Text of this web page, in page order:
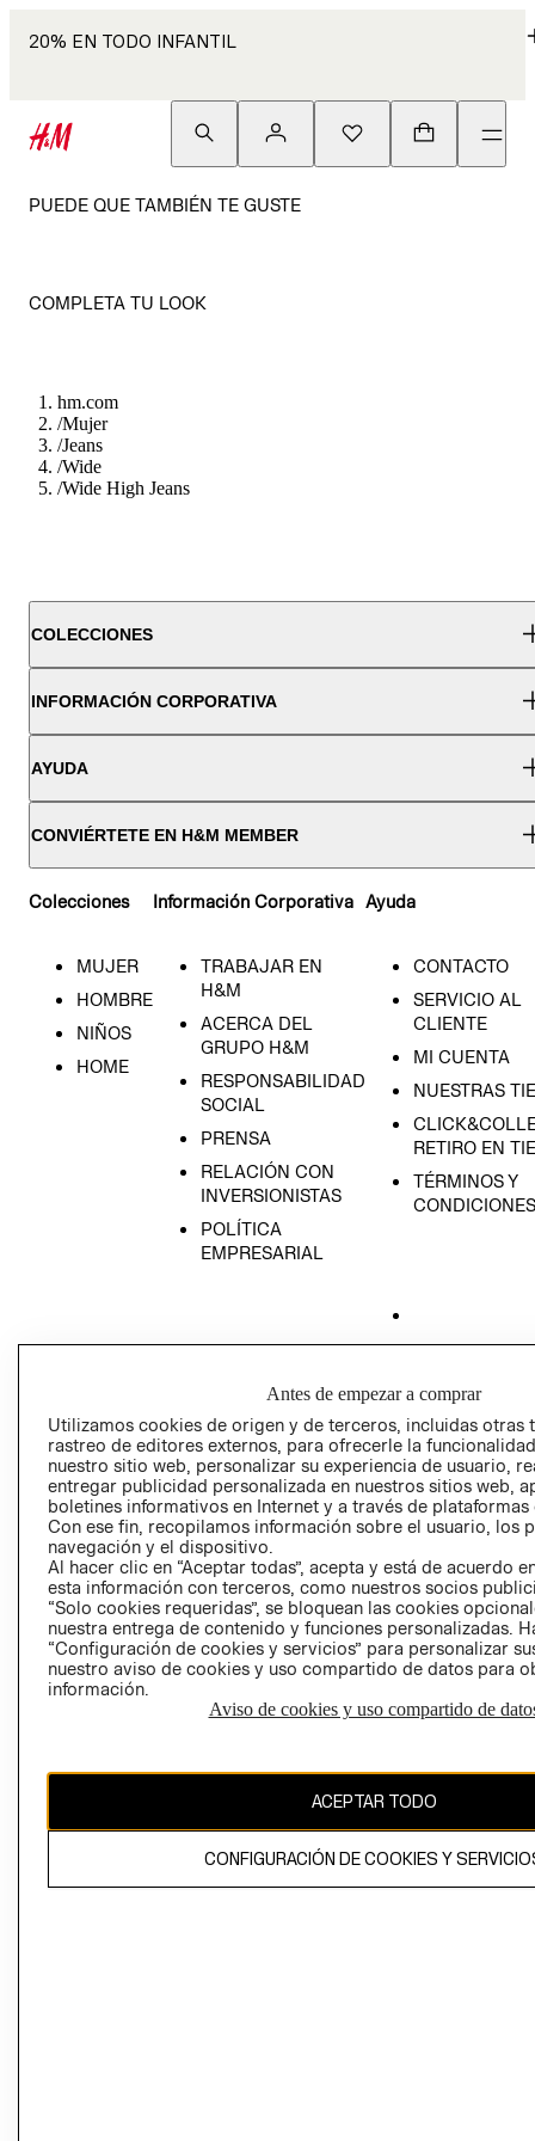
20% EN TODO INFANTIL
PUEDE QUE TAMBIÉN TE GUSTE
COMPLETA TU LOOK
hm.com
/Mujer
/Jeans
/Wide
/Wide High Jeans
COLECCIONES
INFORMACIÓN CORPORATIVA
AYUDA
CONVIÉRTETE EN H&M MEMBER
Colecciones
MUJER
HOMBRE
NIÑOS
HOME
Información Corporativa
TRABAJAR EN
H&M
ACERCA DEL
GRUPO H&M
RESPONSABILIDAD
SOCIAL
PRENSA
RELACIÓN CON
INVERSIONISTAS
POLÍTICA
EMPRESARIAL
Ayuda
CONTACTO
SERVICIO AL
CLIENTE
MI CUENTA
NUESTRAS
RETIRO EN
TÉRMINOS Y
CONDICIONES
PRIVACIDAD
GIFT CARD
AVISO DE
Perú (S/)
CAMBIAR REGIÓN
El contenido de esta página web está protegido por copyright y es
Antes de empezar a comprar
Utilizamos cookies de origen y de terceros, incluidas otras
rastreo de editores externos, para ofrecerle la
nuestro sitio web, personalizar su experiencia de usuario,
entregar publicidad personalizada en nuestros sitios web,
boletines informativos en Internet y a través de plataformas
Con ese fin, recopilamos información sobre el usuario, los
navegación y el dispositivo.
Al hacer clic en “Aceptar todas”, acepta y está de acuerdo
esta información con terceros, como nuestros socios
“Solo cookies requeridas”, se bloquean las cookies
nuestra entrega de contenido y funciones personalizadas.
“Configuración de cookies y servicios” para personalizar
nuestro aviso de cookies y uso compartido de datos para
información.
Aviso de cookies y uso compartido de
ACEPTAR TODO
CONFIGURACIÓN DE COOKIES Y